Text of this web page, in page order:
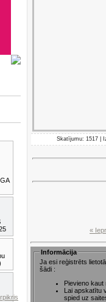
Skatījumu: 1517 |
«
Informācija
Ja esi reģistrēts
šādi :
Pievieno
Lai apskatītu
spied uz